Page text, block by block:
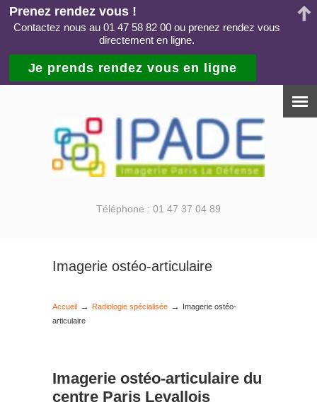
Téléphone : 01 47 37 04 89
Imagerie ostéo-articulaire
Accueil → Radiologie spécialisée →
Imagerie ostéo-
articulaire
Imagerie ostéo-articulaire du
centre Paris Levallois
Prenez rendez vous !
Contactez nous au 01 47 58 82 00 ou prenez rendez vous
directement en ligne.
Je prends rendez vous en ligne